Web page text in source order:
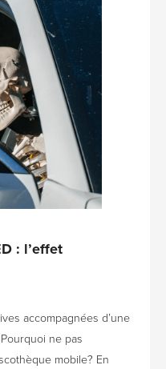
: l’effet
accompagnées d’une
ne pas
mobile? En